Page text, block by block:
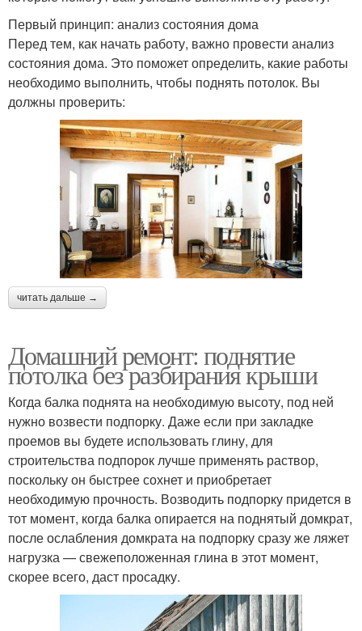
Первый принцип: анализ состояния дома
Перед тем, как начать работу, важно провести анализ
состояния дома. Это поможет определить, какие работы
необходимо выполнить, чтобы поднять потолок. Вы
должны проверить:
читать дальше →
Домашний ремонт: поднятие
потолка без разбирания крыши
Когда балка поднята на необходимую высоту, под ней
нужно возвести подпорку. Даже если при закладке
проемов вы будете использовать глину, для
строительства подпорок лучше применять раствор,
поскольку он быстрее сохнет и приобретает
необходимую прочность. Возводить подпорку придется в
тот момент, когда балка опирается на поднятый домкрат,
после ослабления домкрата на подпорку сразу же ляжет
нагрузка — свежеположенная глина в этот момент,
скорее всего, даст просадку.